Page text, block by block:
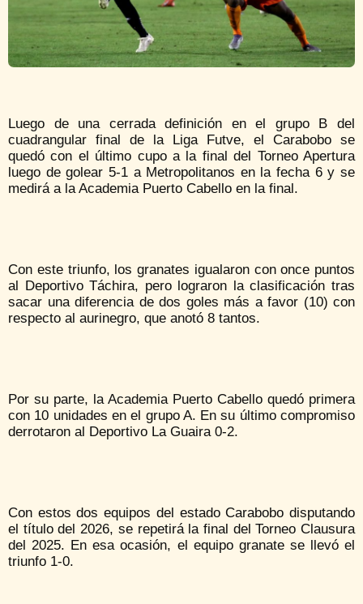
Luego de una cerrada definición en el grupo B del
cuadrangular final de la Liga Futve, el Carabobo se
quedó con el último cupo a la final del Torneo Apertura
luego de golear 5-1 a Metropolitanos en la fecha 6 y se
medirá a la Academia Puerto Cabello en la final.
Con este triunfo, los granates igualaron con once puntos
al Deportivo Táchira, pero lograron la clasificación tras
sacar una diferencia de dos goles más a favor (10) con
respecto al aurinegro, que anotó 8 tantos.
Por su parte, la Academia Puerto Cabello quedó primera
con 10 unidades en el grupo A. En su último compromiso
derrotaron al Deportivo La Guaira 0-2.
Con estos dos equipos del estado Carabobo disputando
el título del 2026, se repetirá la final del Torneo Clausura
del 2025. En esa ocasión, el equipo granate se llevó el
triunfo 1-0.